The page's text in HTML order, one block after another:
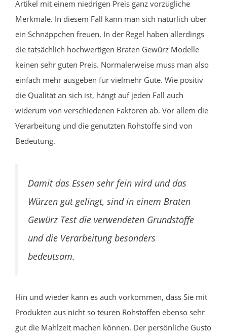
Artikel mit einem niedrigen Preis ganz vorzügliche
Merkmale. In diesem Fall kann man sich natürlich über
ein Schnäppchen freuen. In der Regel haben allerdings
die tatsächlich hochwertigen Braten Gewürz Modelle
keinen sehr guten Preis. Normalerweise muss man also
einfach mehr ausgeben für vielmehr Güte. Wie positiv
die Qualität an sich ist, hängt auf jeden Fall auch
widerum von verschiedenen Faktoren ab. Vor allem die
Verarbeitung und die genutzten Rohstoffe sind von
Bedeutung.
Damit das Essen sehr fein wird und das
Würzen gut gelingt, sind in einem Braten
Gewürz Test die verwendeten Grundstoffe
und die Verarbeitung besonders
bedeutsam.
Hin und wieder kann es auch vorkommen, dass Sie mit
Produkten aus nicht so teuren Rohstoffen ebenso sehr
gut die Mahlzeit machen können. Der persönliche Gusto